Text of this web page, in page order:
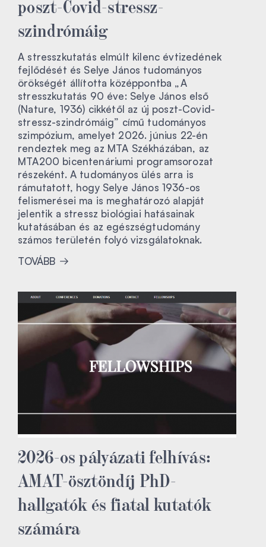
poszt-Covid-stressz-
szindrómáig
A stresszkutatás elmúlt kilenc évtizedének
fejlődését és Selye János tudományos
örökségét állította középpontba „A
stresszkutatás 90 éve: Selye János első
(Nature, 1936) cikkétől az új poszt-Covid-
stressz-szindrómáig” című tudományos
szimpózium, amelyet 2026. június 22-én
rendeztek meg az MTA Székházában, az
MTA200 bicentenáriumi programsorozat
részeként. A tudományos ülés arra is
rámutatott, hogy Selye János 1936-os
felismerései ma is meghatározó alapját
jelentik a stressz biológiai hatásainak
kutatásában és az egészségtudomány
számos területén folyó vizsgálatoknak.
TOVÁBB
2026-os pályázati felhívás:
AMAT-ösztöndíj PhD-
hallgatók és fiatal kutatók
számára